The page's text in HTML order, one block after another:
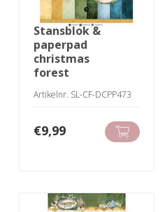
stansblok &
paperpad
christmas
forest
Artikelnr. SL-CF-DCPP473
€9,99